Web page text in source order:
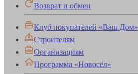
Возврат и обмен
Клуб покупателей «Ваш Дом»
Строителям
Организациям
Программа «Новосёл»